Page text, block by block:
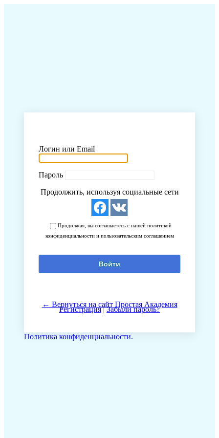
Логин или Email
Пароль
Продолжить, используя социальные сети
Продолжая, вы соглашаетесь с нашей политикой
конфиденциальности и пользовательским соглашением
Регистрация|Забыли пароль?
← Вернуться на сайт Простая Академия
Политика конфиденциальности.